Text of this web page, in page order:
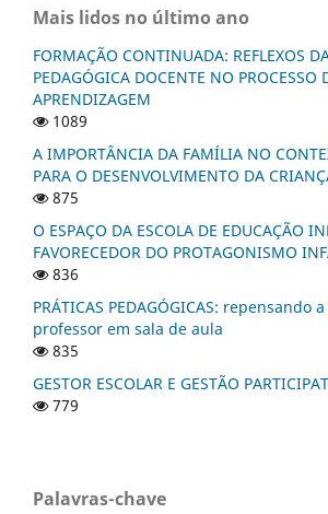
Mais lidos no último ano
FORMAÇÃO CONTINUADA: REFLEXOS
PEDAGÓGICA DOCENTE NO PROCESSO
APRENDIZAGEM
1089
A IMPORTÂNCIA DA FAMÍLIA NO
PARA O DESENVOLVIMENTO DA
875
O ESPAÇO DA ESCOLA DE EDUCAÇÃO
FAVORECEDOR DO PROTAGONISMO
836
PRÁTICAS PEDAGÓGICAS: repensando
professor em sala de aula
835
GESTOR ESCOLAR E GESTÃO
779
Palavras-chave